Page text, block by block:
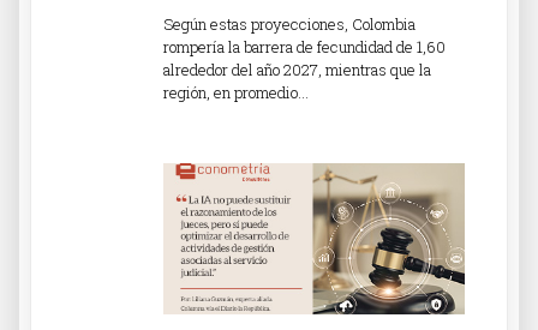
Según estas proyecciones, Colombia
rompería la barrera de fecundidad de 1,60
alrededor del año 2027, mientras que la
región, en promedio…